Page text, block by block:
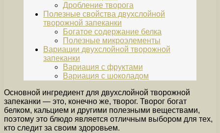
Дробление творога
Полезные свойства двухслойной
творожной запеканки
Богатое содержание белка
Полезные микроэлементы
Вариации двухслойной творожной
запеканки
Вариация с фруктами
Вариация с шоколадом
Основной ингредиент для двухслойной творожной
запеканки — это, конечно же, творог. Творог богат
белком, кальцием и другими полезными веществами,
поэтому это блюдо является отличным выбором для тех,
кто следит за своим здоровьем.